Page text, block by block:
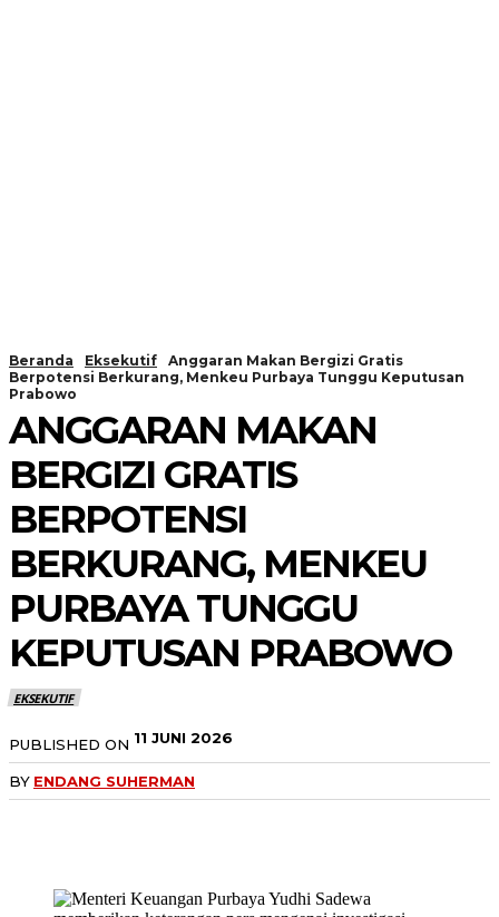
Beranda Eksekutif
Anggaran Makan Bergizi Gratis
Berpotensi Berkurang, Menkeu Purbaya Tunggu Keputusan
Prabowo
ANGGARAN MAKAN
BERGIZI GRATIS
BERPOTENSI
BERKURANG, MENKEU
PURBAYA TUNGGU
KEPUTUSAN PRABOWO
EKSEKUTIF
PUBLISHED ON 11 JUNI 2026
BY ENDANG SUHERMAN